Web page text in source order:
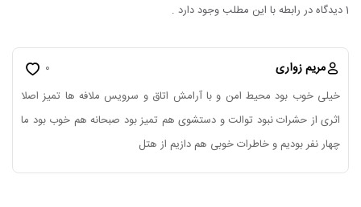
1 دیدگاه در رابطه با این مطلب وجود دارد .
مریم زواری
خیلی خوب بود محیط امن و با آرامش اتاق و سرویس ملافه ها تمیز اصلا
اثری از حشرات نبود توالت و دستشوی هم تمیز بود صبحانه هم خوب بود ما
چهار نفر بودیم و خاطرات خوبی هم دازیم از هتل
0